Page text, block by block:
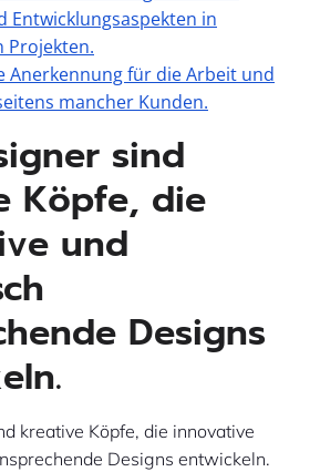
Entwicklungsaspekten in
Projekten.
Anerkennung für die Arbeit und
mancher Kunden.
sind
Köpfe, die
und
Designs
kreative Köpfe, die innovative
Designs entwickeln.